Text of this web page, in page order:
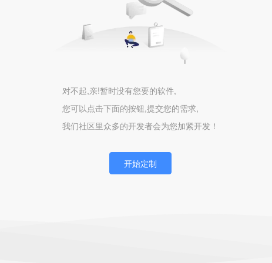
对不起,亲!暂时没有您要的软件,
您可以点击下面的按钮,提交您的需求,
我们社区里众多的开发者会为您加紧开发！
开始定制